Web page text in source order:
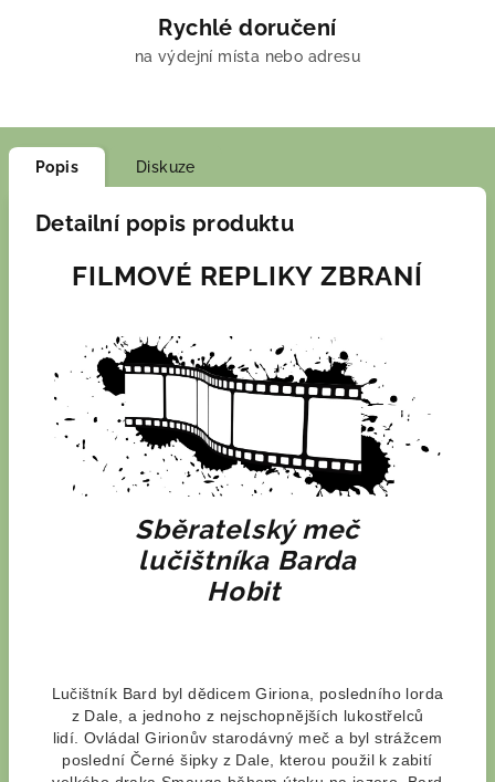
Rychlé doručení
na výdejní místa nebo adresu
Popis Diskuze
Detailní popis produktu
FILMOVÉ REPLIKY ZBRANÍ
Sběratelský meč
lučištníka Barda
Hobit
Lučištník Bard byl dědicem Giriona, posledního lorda
z Dale, a jednoho z nejschopnějších lukostřelců
lidí. Ovládal Girionův starodávný meč a byl strážcem
poslední Černé šipky z Dale, kterou použil k zabití